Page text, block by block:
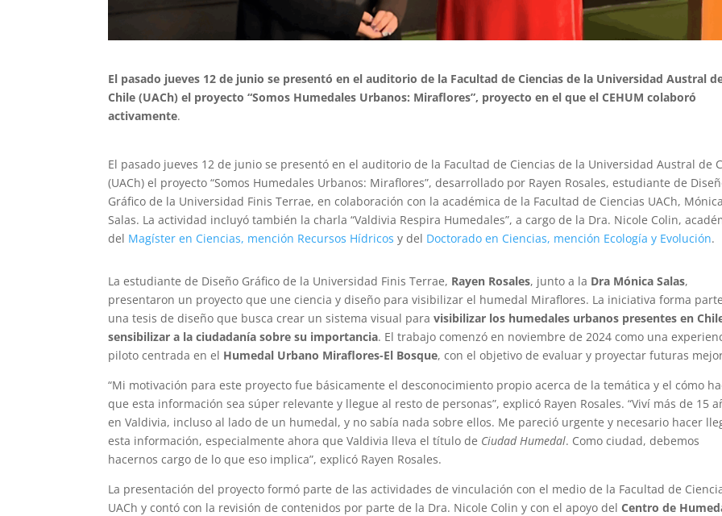
El pasado jueves 12 de junio se presentó en el auditorio de la Facultad de Ciencias de la Universidad Austral
Chile (UACh) el proyecto “Somos Humedales Urbanos: Miraflores”, proyecto en el que el CEHUM colaboró
activamente.
El pasado jueves 12 de junio se presentó en el auditorio de la Facultad de Ciencias de la Universidad Austral de
(UACh) el proyecto “Somos Humedales Urbanos: Miraflores”, desarrollado por Rayen Rosales, estudiante de
Gráfico de la Universidad Finis Terrae, en colaboración con la académica de la Facultad de Ciencias UACh,
Salas. La actividad incluyó también la charla “Valdivia Respira Humedales”, a cargo de la Dra. Nicole Colin,
del Magíster en Ciencias, mención Recursos Hídricos y del Doctorado en Ciencias, mención Ecología y Evolución.
La estudiante de Diseño Gráfico de la Universidad Finis Terrae, Rayen Rosales, junto a la Dra Mónica Salas,
presentaron un proyecto que une ciencia y diseño para visibilizar el humedal Miraflores. La iniciativa forma
una tesis de diseño que busca crear un sistema visual paravisibilizar los humedales urbanos presentes en
sensibilizar a la ciudadanía sobre su importancia. El trabajo comenzó en noviembre de 2024 como una
piloto centrada en el Humedal Urbano Miraflores-El Bosque, con el objetivo de evaluar y proyectar futuras
“Mi motivación para este proyecto fue básicamente el desconocimiento propio acerca de la temática y el cómo
que esta información sea súper relevante y llegue al resto de personas”, explicó Rayen Rosales. “Viví más de 15
en Valdivia, incluso al lado de un humedal, y no sabía nada sobre ellos. Me pareció urgente y necesario hacer
esta información, especialmente ahora que Valdivia lleva el título de Ciudad Humedal. Como ciudad, debemos
hacernos cargo de lo que eso implica”, explicó Rayen Rosales.
La presentación del proyecto formó parte de las actividades de vinculación con el medio de la Facultad de
UACh y contó con la revisión de contenidos por parte de la Dra. Nicole Colin y con el apoyo delCentro de